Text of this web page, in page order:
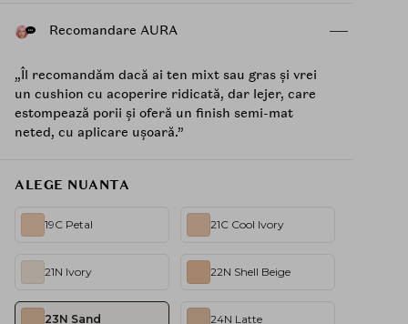
Recomandare AURA
„Îl recomandăm dacă ai ten mixt sau gras și vrei
un cushion cu acoperire ridicată, dar lejer, care
estompează porii și oferă un finish semi-mat
neted, cu aplicare ușoară.”
ALEGE NUANTA
19C Petal 21C Cool Ivory
21N Ivory 22N Shell Beige
23N Sand 24N Latte